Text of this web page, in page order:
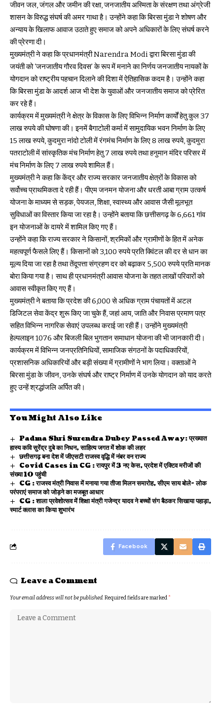
जीवन जल, जंगल और जमीन की रक्षा, जनजातीय अस्मिता के संरक्षण तथा अंग्रेजी
शासन के विरुद्ध संघर्ष की अमर गाथा है। उन्होंने कहा कि बिरसा मुंडा ने शोषण और
अन्याय के खिलाफ आवाज उठाते हुए समाज को अपने अधिकारों के लिए संघर्ष करने
की प्रेरणा दी।
मुख्यमंत्री ने कहा कि प्रधानमंत्री Narendra Modi द्वारा बिरसा मुंडा की
जयंती को ‘जनजातीय गौरव दिवस’ के रूप में मनाने का निर्णय जनजातीय नायकों के
योगदान को राष्ट्रीय पहचान दिलाने की दिशा में ऐतिहासिक कदम है। उन्होंने कहा
कि बिरसा मुंडा के आदर्श आज भी देश के युवाओं और जनजातीय समाज को प्रेरित
कर रहे हैं।
कार्यक्रम में मुख्यमंत्री ने क्षेत्र के विकास के लिए विभिन्न निर्माण कार्यों हेतु कुल 37
लाख रुपये की घोषणा की। इनमें बैगाटोली कर्मा में सामुदायिक भवन निर्माण के लिए
15 लाख रुपये, कुदमुरा नांदो टोली में रंगमंच निर्माण के लिए 8 लाख रुपये, कुदमुरा
पतराटोली में सांस्कृतिक मंच निर्माण हेतु 7 लाख रुपये तथा हनुमान मंदिर परिसर में
मंच निर्माण के लिए 7 लाख रुपये शामिल हैं।
मुख्यमंत्री ने कहा कि केंद्र और राज्य सरकार जनजातीय क्षेत्रों के विकास को
सर्वोच्च प्राथमिकता दे रही हैं। पीएम जनमन योजना और धरती आबा ग्राम उत्कर्ष
योजना के माध्यम से सड़क, पेयजल, शिक्षा, स्वास्थ्य और आवास जैसी मूलभूत
सुविधाओं का विस्तार किया जा रहा है। उन्होंने बताया कि छत्तीसगढ़ के 6,661 गांव
इन योजनाओं के दायरे में शामिल किए गए हैं।
उन्होंने कहा कि राज्य सरकार ने किसानों, श्रमिकों और ग्रामीणों के हित में अनेक
महत्वपूर्ण फैसले लिए हैं। किसानों को 3,100 रुपये प्रति क्विंटल की दर से धान का
मूल्य दिया जा रहा है तथा तेंदूपत्ता संग्रहण दर को बढ़ाकर 5,500 रुपये प्रति मानक
बोरा किया गया है। साथ ही प्रधानमंत्री आवास योजना के तहत लाखों परिवारों को
आवास स्वीकृत किए गए हैं।
मुख्यमंत्री ने बताया कि प्रदेश की 6,000 से अधिक ग्राम पंचायतों में अटल
डिजिटल सेवा केंद्र शुरू किए जा चुके हैं, जहां आय, जाति और निवास प्रमाण पत्र
सहित विभिन्न नागरिक सेवाएं उपलब्ध कराई जा रही हैं। उन्होंने मुख्यमंत्री
हेल्पलाइन 1076 और बिजली बिल भुगतान समाधान योजना की भी जानकारी दी।
कार्यक्रम में विभिन्न जनप्रतिनिधियों, सामाजिक संगठनों के पदाधिकारियों,
प्रशासनिक अधिकारियों और बड़ी संख्या में ग्रामीणों ने भाग लिया। वक्ताओं ने
बिरसा मुंडा के जीवन, उनके संघर्ष और राष्ट्र निर्माण में उनके योगदान को याद करते
हुए उन्हें श्रद्धांजलि अर्पित की।
You Might Also Like
Padma Shri Surendra Dubey Passed Away: प्रख्यात
हास्य कवि सुरेंद्र दुबे का निधन, साहित्य जगत में शोक की लहर
छत्तीसगढ़ बना देश में जीएसटी राजस्व वृद्धि में नंबर वन राज्य
Covid Cases in CG : रायपुर में 3 नए केस, प्रदेश में एक्टिव मरीजों की
संख्या 10 पहुंची
CG : राजस्व मंत्री निवास में मनाया गया तीजा मिलन समारोह, सीएम साय बोले- लोक
परंपराएं समाज को जोड़ने का मजबूत आधार
CG : शाला प्रवेशोत्सव में शिक्षा मंत्री गजेन्द्र यादव ने बच्चों संग बैठकर सिखाया पहाड़ा,
स्मार्ट क्लास का किया शुभारंभ
Facebook
Leave a Comment
Your email address will not be published.Required fields are marked*